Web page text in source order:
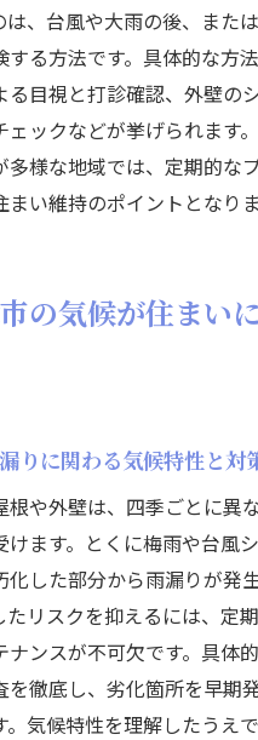
は、台風や大雨の後、また
する方法です。具体的な方
る目視と打診確認、外壁の
ェックなどが挙げられます
多様な地域では、定期的な
い維持のポイントとなりま
の気候が住まい
りに関わる気候特性と対
根や外壁は、四季ごとに異
けます。とくに梅雨や台風
化した部分から雨漏りが発
たリスクを抑えるには、定
ナンスが不可欠です。具体
を徹底し、劣化箇所を早期
。気候特性を理解したうえ